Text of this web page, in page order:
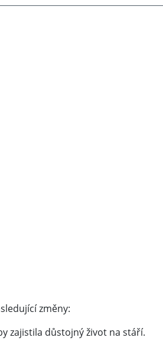
změny:
zajistila důstojný život na stáří.